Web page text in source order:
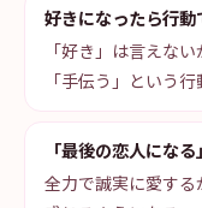
好きになったら行動
「好き」は言えな
「手伝う」という
「最後の恋人にな
全力で誠実に愛す